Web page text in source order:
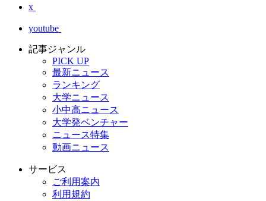
x
youtube
記事ジャンル
PICK UP
最新ニュース
ランキング
大学ニュース
小中高ニュース
大学発ベンチャー
ニュース特集
動画ニュース
サービス
ご利用案内
利用規約